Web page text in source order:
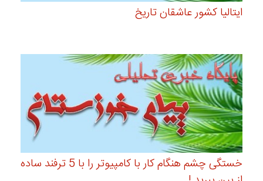
ایتالیا کشور عاشقان تاریخ
خستگی چشم هنگام کار با کامپیوتر را با 5 ترفند ساده